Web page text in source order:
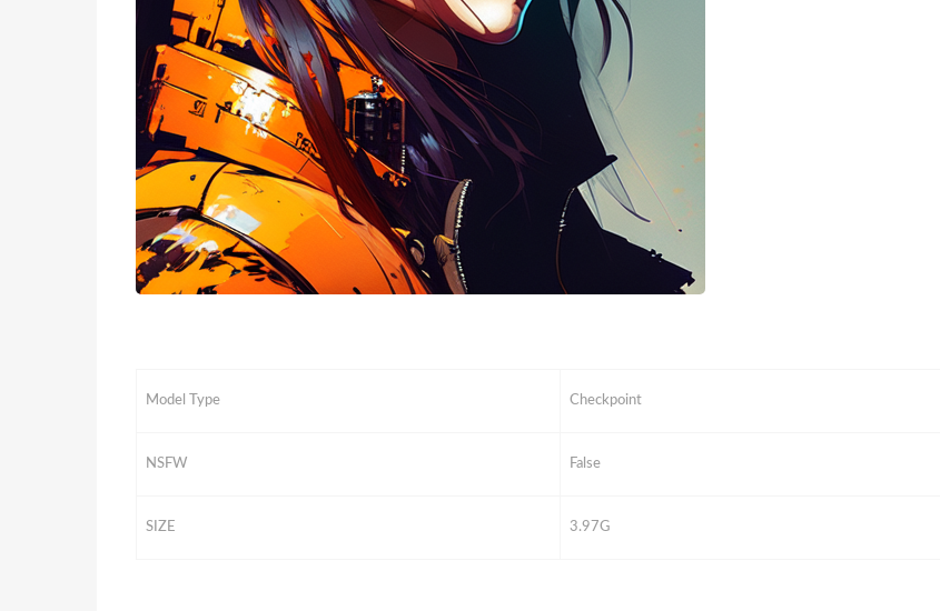
Model Type Checkpoint
NSFW False
SIZE 3.97G